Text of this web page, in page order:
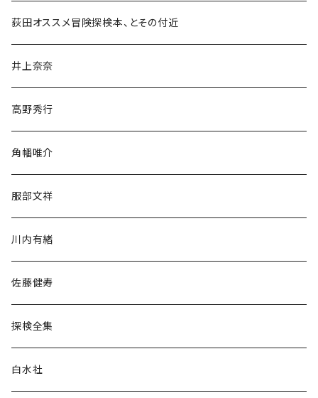
和書
文学・小説・物語
随筆・ノンフィクション・その他
民族・風習
言語・ことば
荻田オススメ冒険探検本、とその付近
井上奈奈
高野秀行
角幡唯介
服部文祥
川内有緒
佐藤健寿
探検全集
白水社